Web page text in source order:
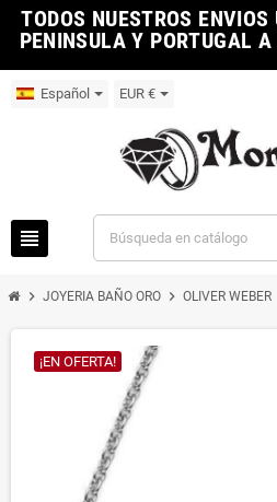
TODOS NUESTROS
PENINSULA Y PORTUGAL
Español EUR €
view_headline
chevron_right JOYERIA BAÑO ORO chevron_right OLIVER WEBER
¡EN OFERTA!